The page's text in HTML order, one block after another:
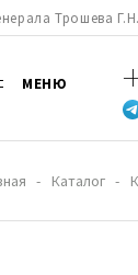
Трошева
МЕНЮ
Каталог